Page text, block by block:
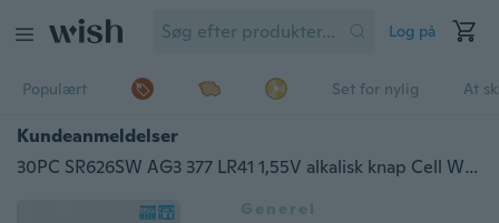
Log på
Populært Set for nylig At
Kundeanmeldelser
30PC SR626SW AG3 377 LR41 1,55V alkalisk knap Cell Watch-batterier (farve: sølv)
Generel